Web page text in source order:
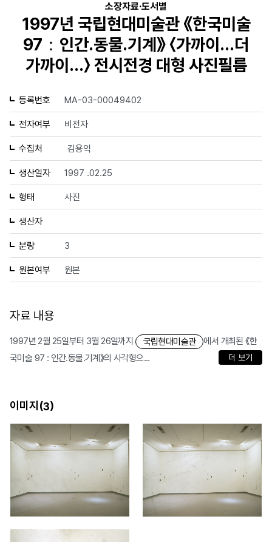
소장자료·도서별
1997년 국립현대미술관 《한국미술
97：인간.동물.기계》 〈가까이...더
가까이...〉 전시전경 대형 사진필름
등록번호 MA-03-00049402
전자여부 비전자
수집처 김용익
생산일자 1997 .02.25
형태 사진
생산자
분량 3
원본여부 원본
자료 내용
1997년 2월 25일부터 3월 26일까지 국립현대미술관
에서 개최된 《한
국미술 97 : 인간.동물.기계》의 사각형으...
더 보기
이미지(3)